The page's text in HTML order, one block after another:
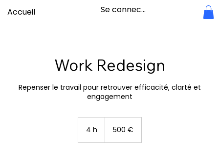
Accueil Se connecter
Work Redesign
Repenser le travail pour retrouver efficacité, clarté et
engagement
4 h 500 €